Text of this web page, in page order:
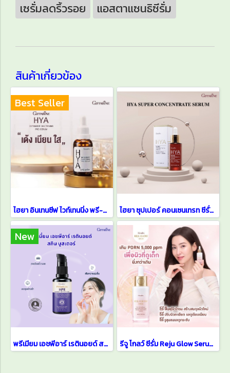
เซรั่มลดริ้วรอย
แอสตาแซนธิซีรั่ม
สินค้าเกี่ยวข้อง
Best Seller
ไฮยา อินเทนซีฟ ไวท์เทนนิ่ง พรี-ซีรั่ม HYA Serum ไฮยา ซุปเปอร์ คอนเซนเทรท ซีรั่ม HYA Super Concentrate Serum
New
พรีเมียม เอชพีอาร์ เรตินอยด์ สกิน บูสเตอร์ เซรั่มบำรุงผิวหน้า รีจู โกลว์ ซีรั่ม Reju Glow Serum ซีรั่มผิวกระจก สูตรเข้มข้น